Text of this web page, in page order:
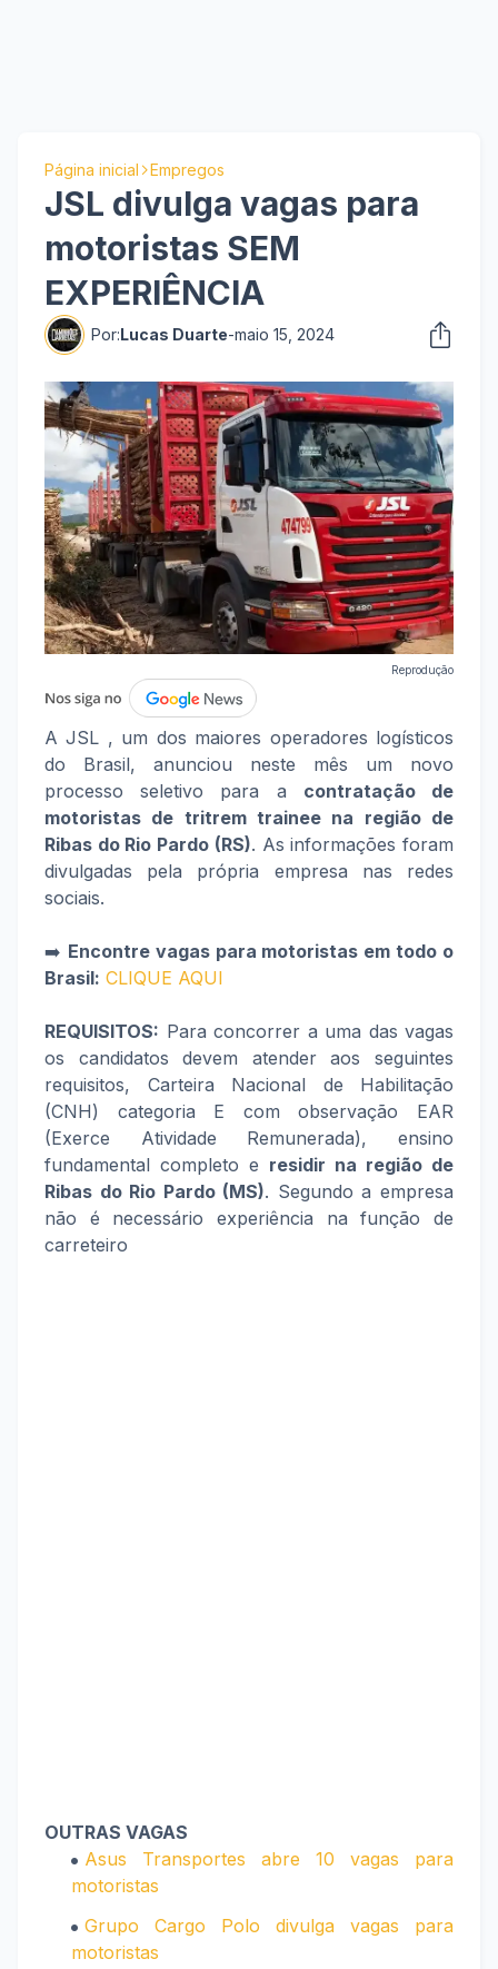
Página inicial Empregos
JSL divulga vagas para
motoristas SEM
EXPERIÊNCIA
Por:Lucas Duarte-maio 15, 2024
Reprodução
A JSL , um dos maiores operadores logísticos
do Brasil, anunciou neste mês um novo
processo seletivo para a contratação de
motoristas de tritrem trainee na região de
Ribas do Rio Pardo (RS). As informações foram
divulgadas pela própria empresa nas redes
sociais.
➡️ Encontre vagas para motoristas em todo o
Brasil: CLIQUE AQUI
REQUISITOS: Para concorrer a uma das vagas
os candidatos devem atender aos seguintes
requisitos, Carteira Nacional de Habilitação
(CNH) categoria E com observação EAR
(Exerce Atividade Remunerada), ensino
fundamental completo e residir na região de
Ribas do Rio Pardo (MS). Segundo a empresa
não é necessário experiência na função de
carreteiro
OUTRAS VAGAS
Asus Transportes abre 10 vagas para
motoristas
Grupo Cargo Polo divulga vagas para
motoristas